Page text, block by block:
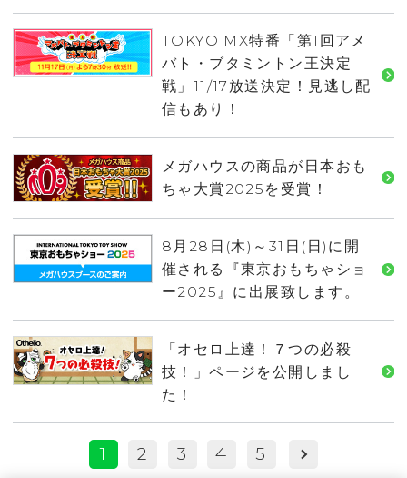
TOKYO MX特番「第1回アメ
バト・ブタミントン王決定
戦」11/17放送決定！見逃し配
信もあり！
メガハウスの商品が日本おも
ちゃ大賞2025を受賞！
8月28日(木)～31日(日)に開
催される『東京おもちゃショ
ー2025』に出展致します。
「オセロ上達！７つの必殺
技！」ページを公開しまし
た！
1 2 3 4 5